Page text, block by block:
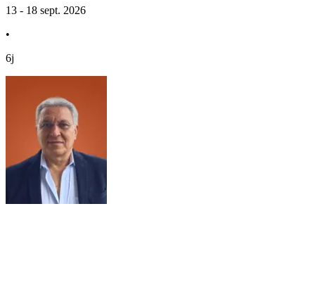
13 - 18 sept. 2026
•
6j